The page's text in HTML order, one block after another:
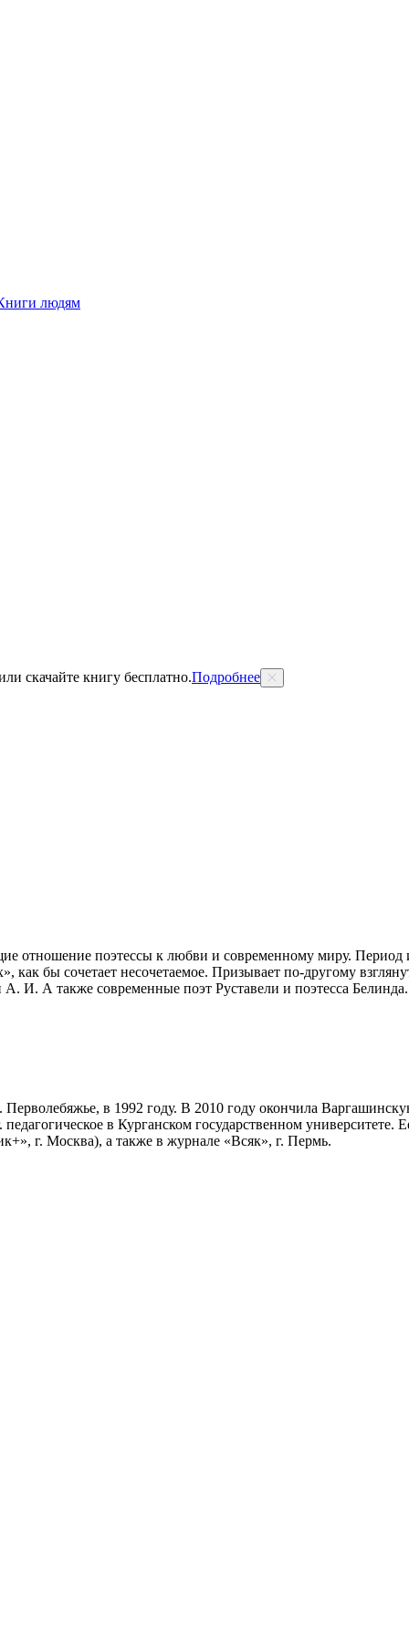
людям
скачайте книгу бесплатно.Подробнее
отношение поэтессы к любви и современному миру.
как бы сочетает несочетаемое. Призывает по-другому
И. А также современные поэт Руставели и поэтесса Белинда.
в 1992 году. В 2010 году окончила
в Курганском государственном
г. Москва), а также в журнале «Всяк», г. Пермь.